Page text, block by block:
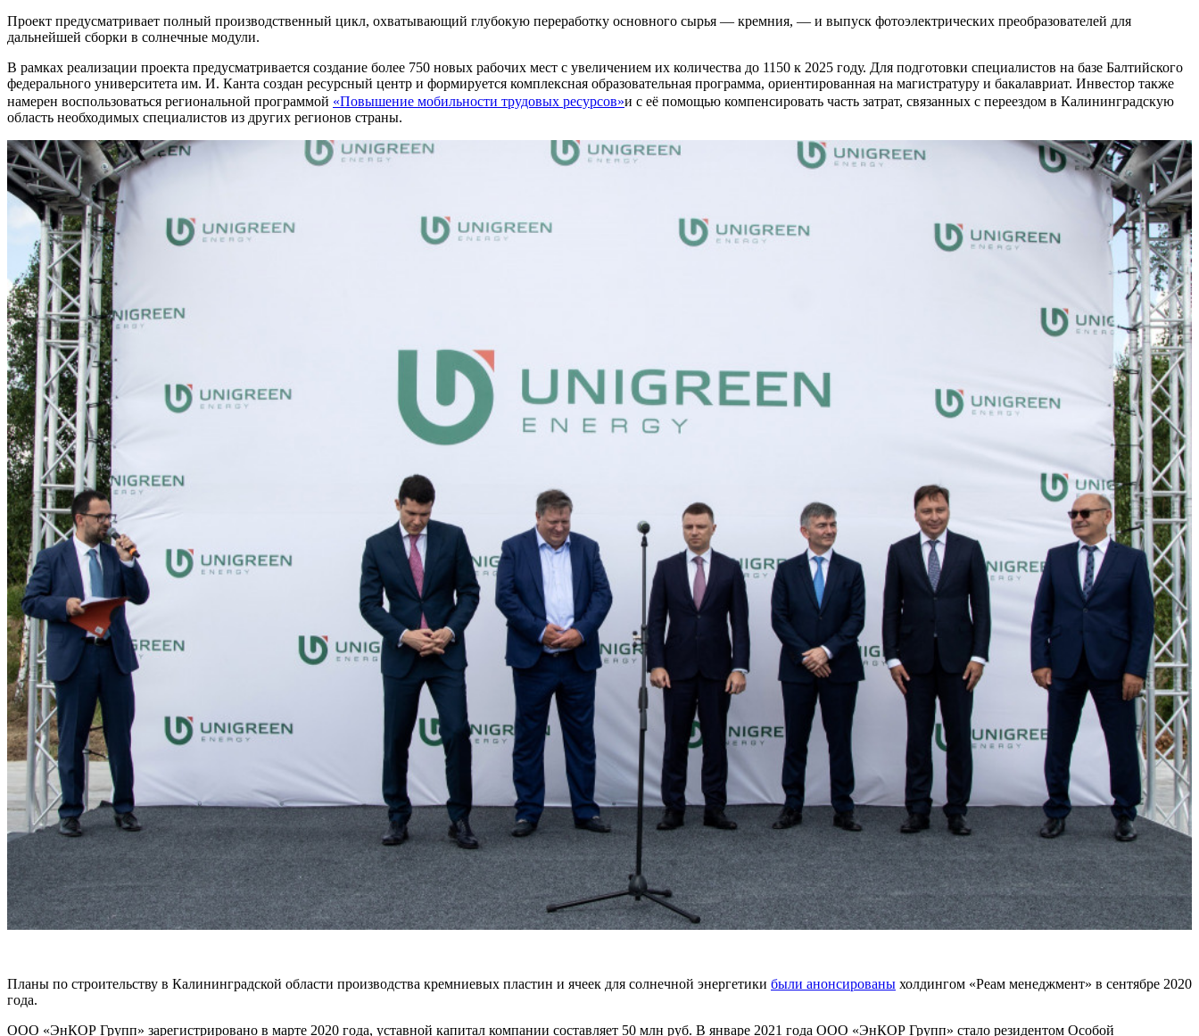
Проект предусматривает полный производственный цикл, охватывающий глубокую переработку основного сырья — кремния, — и выпуск фотоэлектрических преобразователей для
дальнейшей сборки в солнечные модули.
В рамках реализации проекта предусматривается создание более 750 новых рабочих мест с увеличением их количества до 1150 к 2025 году. Для подготовки специалистов на базе Балтийского
федерального университета им. И. Канта создан ресурсный центр и формируется комплексная образовательная программа, ориентированная на магистратуру и бакалавриат. Инвестор также
намерен воспользоваться региональной программой «Повышение мобильности трудовых ресурсов»и с её помощью компенсировать часть затрат, связанных с переездом в Калининградскую
область необходимых специалистов из других регионов страны.
Планы по строительству в Калининградской области производства кремниевых пластин и ячеек для солнечной энергетики были анонсированы холдингом «Реам менеджмент» в сентябре 2020
года.
ООО «ЭнКОР Групп» зарегистрировано в марте 2020 года, уставной капитал компании составляет 50 млн руб. В январе 2021 года ООО «ЭнКОР Групп» стало резидентом Особой